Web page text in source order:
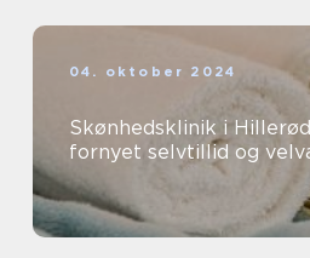
04. oktober 2024
Skønhedsklinik i
fornyet selvtillid og